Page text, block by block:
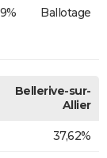
Ballotage
Bellerive-sur-
Allier
37,62%